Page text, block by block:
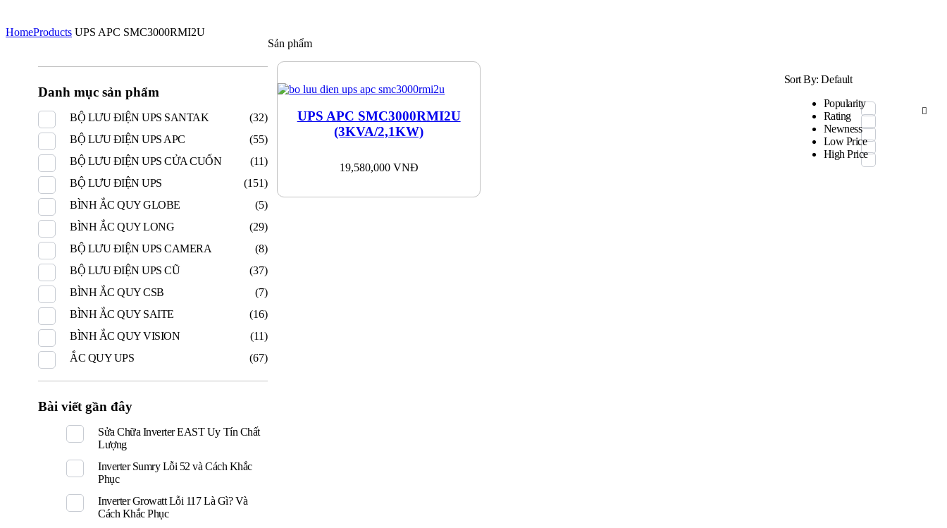
HomeProducts UPS APC SMC3000RMI2U
Sản phẩm
Sort By:Default
Popularity
Rating
Newness
Low Price
High Price
UPS APC SMC3000RMI2U
(3KVA/2,1KW)
19,580,000 VNĐ
Danh mục sản phẩm
BỘ LƯU ĐIỆN UPS SANTAK
(32)
BỘ LƯU ĐIỆN UPS APC
(55)
BỘ LƯU ĐIỆN UPS CỬA CUỐN
(11)
BỘ LƯU ĐIỆN UPS
(151)
BÌNH ẮC QUY GLOBE
(5)
BÌNH ẮC QUY LONG
(29)
BỘ LƯU ĐIỆN UPS CAMERA
(8)
BỘ LƯU ĐIỆN UPS CŨ
(37)
BÌNH ẮC QUY CSB
(7)
BÌNH ẮC QUY SAITE
(16)
BÌNH ẮC QUY VISION
(11)
ẮC QUY UPS
(67)
Bài viết gần đây
Sửa Chữa Inverter EAST Uy Tín Chất
Lượng
Inverter Sumry Lỗi 52 và Cách Khắc
Phục
Inverter Growatt Lỗi 117 Là Gì? Và
Cách Khắc Phục